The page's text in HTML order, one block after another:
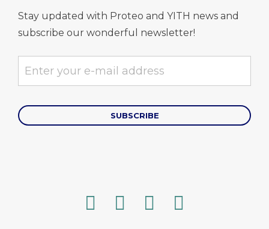
Stay updated with Proteo and YITH news and
subscribe our wonderful newsletter!